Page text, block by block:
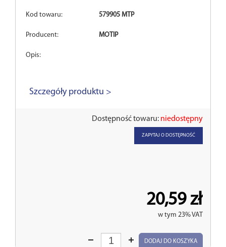
Kod towaru: 579905 MTP
Producent: MOTIP
Opis:
Szczegóły produktu >
Dostępność towaru: niedostępny
ZAPYTAJ O DOSTĘPNOŚĆ
20,59 zł
w tym 23% VAT
Wprowadź
DODAJ DO KOSZYKA